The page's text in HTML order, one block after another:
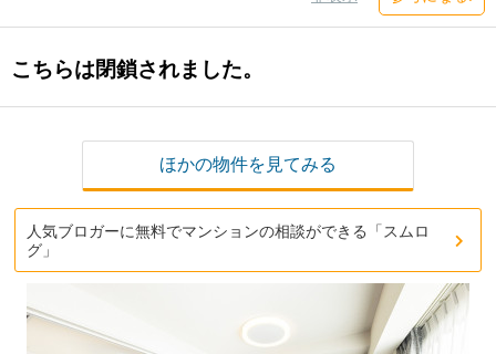
こちらは閉鎖されました。
ほかの物件を見てみる
人気ブロガーに無料でマンションの相談ができる「スムロ
グ」